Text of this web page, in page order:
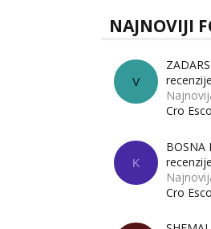
NAJNOVIJI
V
recenzije
Cro
K
BOSNA
recenzije
Cro